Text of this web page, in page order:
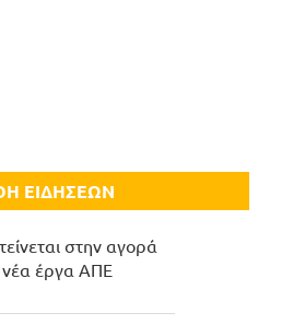
ΕΙΔΗΣΕΩΝ
στην αγορά
νέα έργα ΑΠΕ